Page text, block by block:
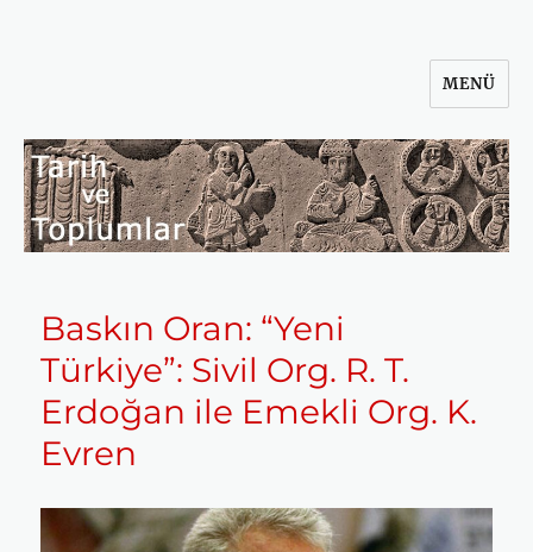
MENÜ
Baskın Oran: “Yeni
Türkiye”: Sivil Org. R. T.
Erdoğan ile Emekli Org. K.
Evren